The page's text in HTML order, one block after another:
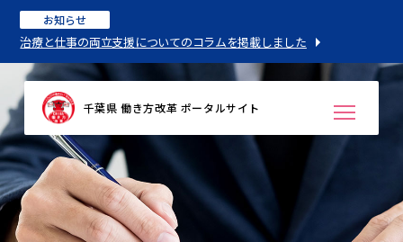
お知らせ
治療と仕事の両立支援についてのコラムを掲載しました
千葉県 働き方改革 ポータルサイト